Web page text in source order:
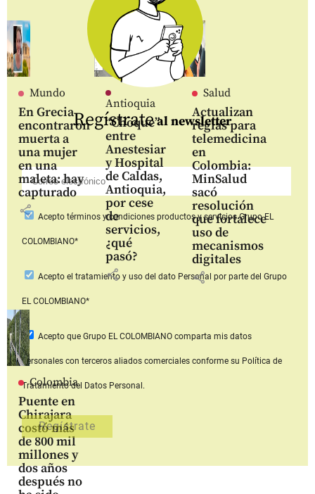
Mundo
En Grecia
encontraron
muerta a
una mujer
en una
maleta: hay
capturado
share
Antioquia
“Choque”
entre
Anestesiar
y Hospital
de Caldas,
Antioquia,
por cese
de
servicios,
¿qué
pasó?
share
Salud
Actualizan
reglas para
telemedicina
en
Colombia:
MinSalud
sacó
resolución
que fortalece
uso de
mecanismos
digitales
share
Colombia
Puente en
Chirajara
costó más
de 800 mil
millones y
dos años
después no
Regístrateal newsletter
Aceptotérminos y condiciones productos y serviciosGrupo EL
COLOMBIANO*
Acepto el tratamiento y uso del dato Personal por parte del Grupo
EL COLOMBIANO*
Acepto que Grupo EL COLOMBIANOcomparta mis datos
personales con terceros aliados comerciales conforme su Política de
Tratamiento del Datos Personal.